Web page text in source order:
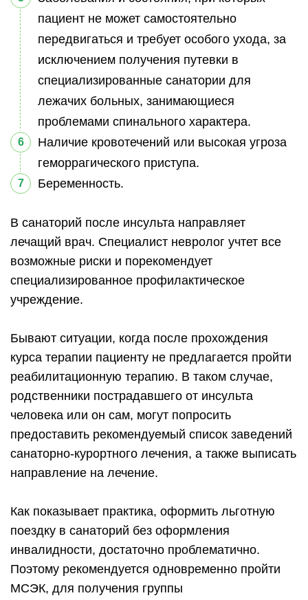
пациент не может самостоятельно
передвигаться и требует особого ухода, за
исключением получения путевки в
специализированные санатории для
лежачих больных, занимающиеся
проблемами спинального характера.
Наличие кровотечений или высокая угроза
геморрагического приступа.
Беременность.
В санаторий после инсульта направляет
лечащий врач. Специалист невролог учтет все
возможные риски и порекомендует
специализированное профилактическое
учреждение.
Бывают ситуации, когда после прохождения
курса терапии пациенту не предлагается пройти
реабилитационную терапию. В таком случае,
родственники пострадавшего от инсульта
человека или он сам, могут попросить
предоставить рекомендуемый список заведений
санаторно-курортного лечения, а также выписать
направление на лечение.
Как показывает практика, оформить льготную
поездку в санаторий без оформления
инвалидности, достаточно проблематично.
Поэтому рекомендуется одновременно пройти
МСЭК, для получения группы